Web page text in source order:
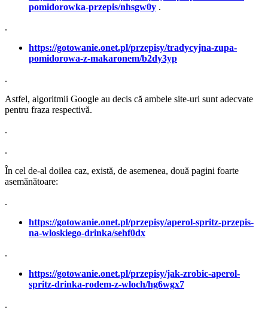
pomidorowka-przepis/nhsgw0y .
.
https://gotowanie.onet.pl/przepisy/tradycyjna-zupa-
pomidorowa-z-makaronem/b2dy3yp
.
Astfel, algoritmii Google au decis că ambele site-uri sunt adecvate
pentru fraza respectivă.
.
.
În cel de-al doilea caz, există, de asemenea, două pagini foarte
asemănătoare:
.
https://gotowanie.onet.pl/przepisy/aperol-spritz-przepis-
na-wloskiego-drinka/sehf0dx
.
https://gotowanie.onet.pl/przepisy/jak-zrobic-aperol-
spritz-drinka-rodem-z-wloch/hg6wgx7
.